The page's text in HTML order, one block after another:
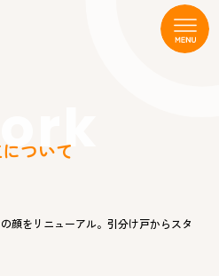
ついて
をリニューアル。引分け戸からスタ